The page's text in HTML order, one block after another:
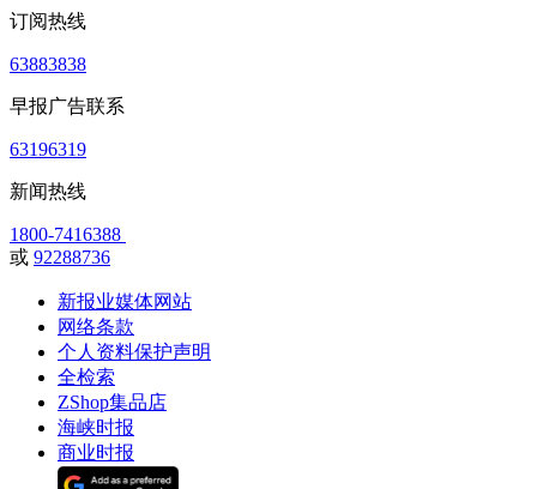
订阅热线
63883838
早报广告联系
63196319
新闻热线
1800-7416388
或 92288736
新报业媒体网站
网络条款
个人资料保护声明
全检索
ZShop集品店
海峡时报
商业时报